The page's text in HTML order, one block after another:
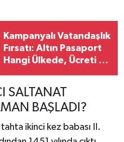
Kampanyalı Vatandaşlık
Fırsatı: Altın Pasaport
Hangi Ülkede, Ücreti Ne
SALTANAT
BAŞLADI?
ikinci kez babası II.